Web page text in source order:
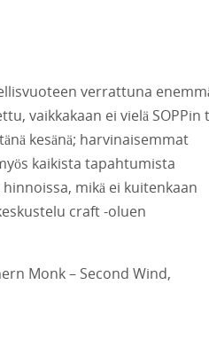
verrattuna
vaikkakaan ei vielä SOPPin
kesänä; harvinaisemmat
kaikista tapahtumista
mikä ei kuitenkaan
craft -oluen
Monk – Second Wind,